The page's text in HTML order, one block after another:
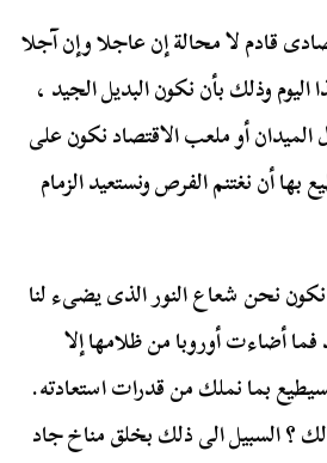
قادم لا محالة إن عاجلا وإن آجلا
اليوم وذلك بأن نكون البديل الجيد ،
أو ملعب الاقتصاد نكون على
أن نغتنم الفرص ونستعيد الزمام
نكون نحن شعاع النور الذى يضىء لنا
أضاءت أوروبا من ظلامها إلا
بما نملك من قدرات استعادته.
؟ السبيل الى ذلك بخلق مناخ جاد